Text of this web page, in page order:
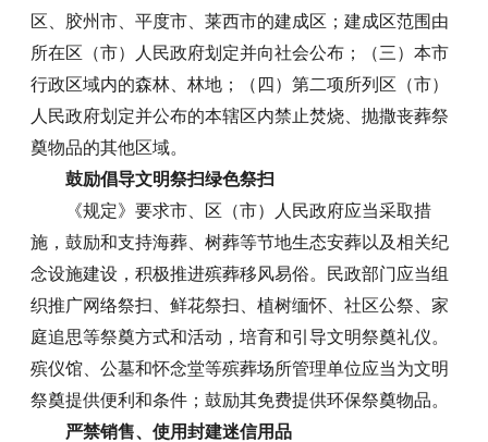
区、胶州市、平度市、莱西市的建成区；建成区范围由
所在区（市）人民政府划定并向社会公布；（三）本市
行政区域内的森林、林地；（四）第二项所列区（市）
人民政府划定并公布的本辖区内禁止焚烧、抛撒丧葬祭
奠物品的其他区域。
鼓励倡导文明祭扫绿色祭扫
《规定》要求市、区（市）人民政府应当采取措
施，鼓励和支持海葬、树葬等节地生态安葬以及相关纪
念设施建设，积极推进殡葬移风易俗。民政部门应当组
织推广网络祭扫、鲜花祭扫、植树缅怀、社区公祭、家
庭追思等祭奠方式和活动，培育和引导文明祭奠礼仪。
殡仪馆、公墓和怀念堂等殡葬场所管理单位应当为文明
祭奠提供便利和条件；鼓励其免费提供环保祭奠物品。
严禁销售、使用封建迷信用品